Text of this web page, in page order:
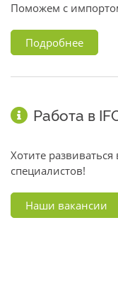
Поможем с
Подробнее
Работа в
Хотите
специалистов!
Наши вакансии